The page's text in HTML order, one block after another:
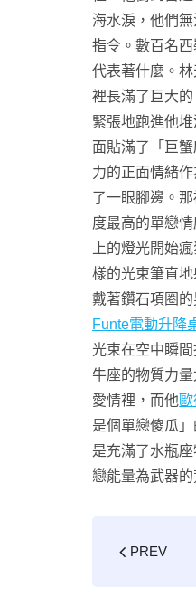
海水淚，他們
指令。數百名
代表著什麼。
裡長滿了巨大
緊張地跑進他
面貼滿了「巨
力的正面情緒
了一眼腳邊。
度最高的單戀
上的燈光開始
樣的光束筆直
戴著鑽石項圈
Funte電動升降
光束在空中瞬
牛座的物質力
愛情裡，而他
是個單戀傻瓜
是充滿了水瓶
戀能量為武器的
PREV